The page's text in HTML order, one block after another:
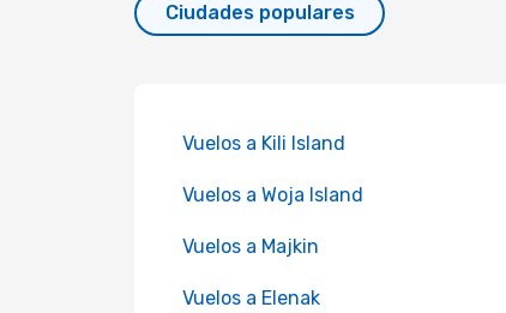
Ciudades populares
Vuelos a Kili Island
Vuelos a Woja Island
Vuelos a Majkin
Vuelos a Elenak